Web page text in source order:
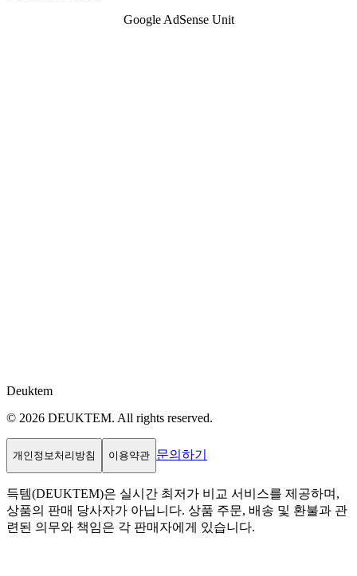
Google AdSense Unit
Deuktem
© 2026 DEUKTEM. All rights reserved.
개인정보처리방침 이용약관 문의하기
득템(DEUKTEM)은 실시간 최저가 비교 서비스를 제공하며,
상품의 판매 당사자가 아닙니다. 상품 주문, 배송 및 환불과 관
련된 의무와 책임은 각 판매자에게 있습니다.